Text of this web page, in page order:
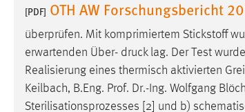
[PDF] OTH AW Forschungsbericht
überprüfen. Mit komprimiertem Stickstoff
erwartenden Über- drucklag. Der Test
Realisierung eines thermisch aktivierten
Keilbach, B.Eng. Prof. Dr.-Ing. Wolfgang
Sterilisationsprozesses [2] und b)